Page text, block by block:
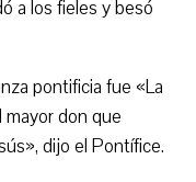
a los fieles y besó
pontificia fue «La
don que
dijo el Pontífice.